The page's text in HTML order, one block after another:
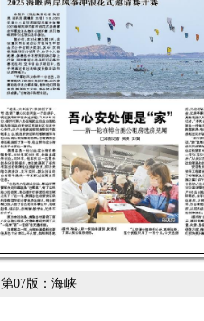
第07版：海峡